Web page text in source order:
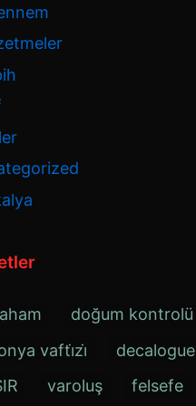
doğum kontrolü
vafti̇zi̇
decalogue
varoluş felsefe